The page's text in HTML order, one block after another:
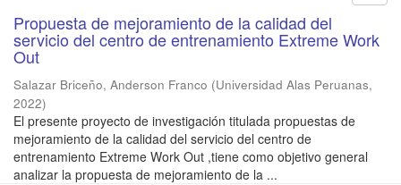
Propuesta de mejoramiento de la calidad del
servicio del centro de entrenamiento Extreme Work
Out
Salazar Briceño, Anderson Franco (Universidad Alas Peruanas,
2022)
El presente proyecto de investigación titulada propuestas de
mejoramiento de la calidad del servicio del centro de
entrenamiento Extreme Work Out ,tiene como objetivo general
analizar la propuesta de mejoramiento de la ...